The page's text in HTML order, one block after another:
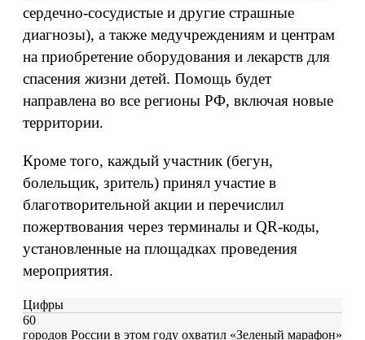
сердечно-сосудистые и другие страшные
диагнозы), а также медучреждениям и центрам
на приобретение оборудования и лекарств для
спасения жизни детей. Помощь будет
направлена во все регионы РФ, включая новые
территории.
Кроме того, каждый участник (бегун,
болельщик, зритель) принял участие в
благотворительной акции и перечислил
пожертвования через терминалы и QR-коды,
установленные на площадках проведения
мероприятия.
Цифры
60
городов России в этом году охватил «Зеленый марафон»